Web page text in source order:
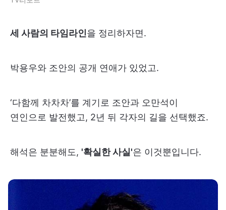
세 사람의 타임라인을 정리하자면.
박용우와 조안의 공개 연애가 있었고.
‘다함께 차차차’를 계기로 조안과 오만석이
연인으로 발전했고, 2년 뒤 각자의 길을 선택했죠.
해석은 분분해도, '확실한 사실'은 이것뿐입니다.